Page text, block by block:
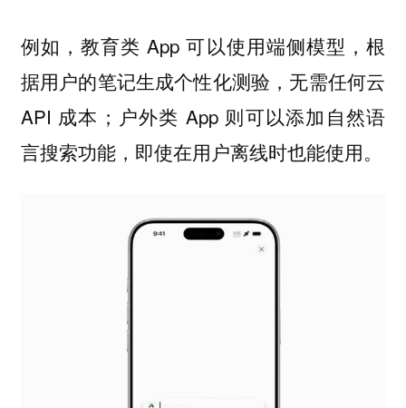
例如，教育类 App 可以使用端侧模型，根
据用户的笔记生成个性化测验，无需任何云
API 成本；户外类 App 则可以添加自然语
言搜索功能，即使在用户离线时也能使用。